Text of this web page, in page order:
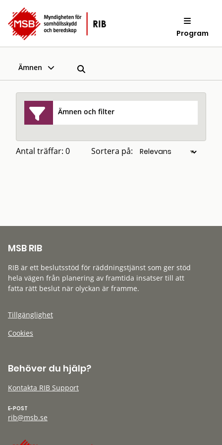
Program
Ämnen
Ämnen och filter
Antal träffar: 0 Sortera på:
MSB RIB
RIB är ett beslutsstöd för räddningstjänst som ger stöd
hela vägen från planering av framtida insatser till att
fatta rätt beslut när olyckan är framme.
Tillgänglighet
Cookies
Behöver du hjälp?
Kontakta RIB Support
E-POST
rib@msb.se